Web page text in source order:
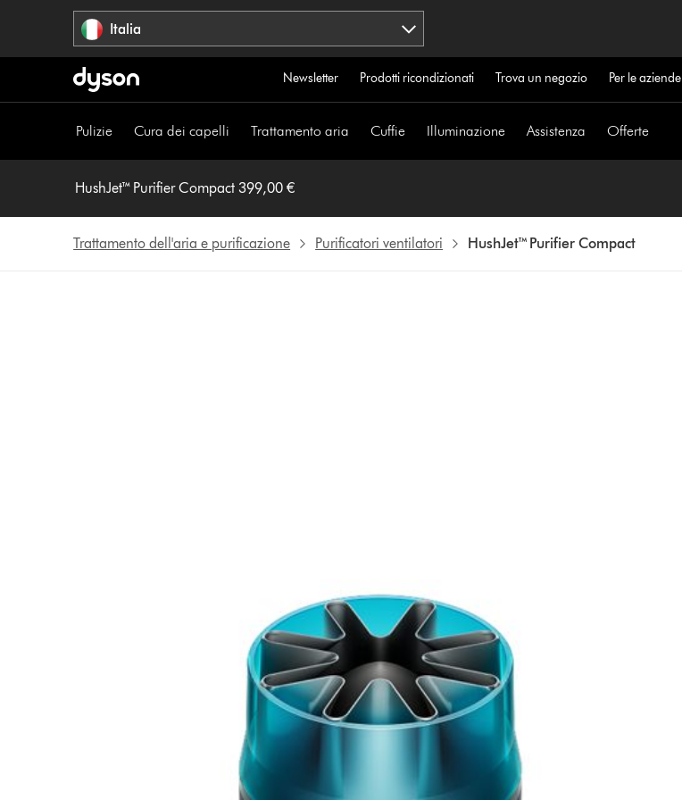
Italia
Newsletter Prodotti ricondizionati Trova un negozio Per le aziende
Pulizie Cura dei capelli Trattamento aria Cuffie Illuminazione Assistenza Offerte
HushJet™ Purifier Compact 399,00 €
Trattamento dell'aria e purificazione Purificatori ventilatori HushJet™ Purifier Compact